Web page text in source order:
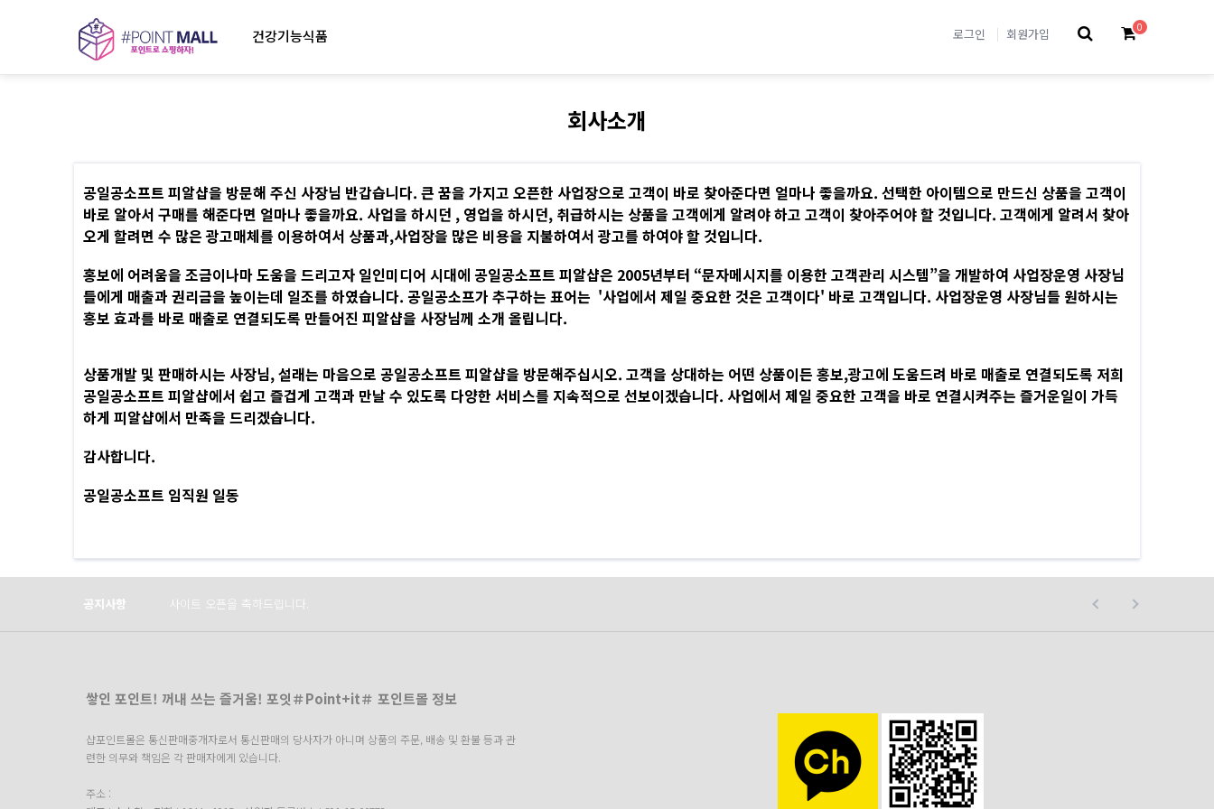
로그인 회원가입
건강기능식품 0
회사소개
공일공소프트 피알샵을 방문해 주신 사장님 반갑습니다. 큰 꿈을 가지고 오픈한 사업장으로 고객이 바로 찾아준다면 얼마나 좋을까요. 선택한 아이템으로 만드신 상품을 고객이
바로 알아서 구매를 해준다면 얼마나 좋을까요. 사업을 하시던 , 영업을 하시던, 취급하시는 상품을 고객에게 알려야 하고 고객이 찾아주어야 할 것입니다. 고객에게 알려서 찾아
오게 할려면 수 많은 광고매체를 이용하여서 상품과,사업장을 많은 비용을 지불하여서 광고를 하여야 할 것입니다.
홍보에 어려움을 조금이나마 도움을 드리고자 일인미디어 시대에 공일공소프트 피알샵은 2005년부터 “문자메시지를 이용한 고객관리 시스템”을 개발하여 사업장운영 사장님
들에게 매출과 권리금을 높이는데 일조를 하였습니다. 공일공소프가 추구하는 표어는 '사업에서 제일 중요한 것은 고객이다' 바로 고객입니다. 사업장운영 사장님들 원하시는
홍보 효과를 바로 매출로 연결되도록 만들어진 피알샵을 사장님께 소개 올립니다.
상품개발 및 판매하시는 사장님, 설래는 마음으로 공일공소프트 피알샵을 방문해주십시오. 고객을 상대하는 어떤 상품이든 홍보,광고에 도움드려 바로 매출로 연결되도록 저희
공일공소프트 피알샵에서 쉽고 즐겁게 고객과 만날 수 있도록 다양한 서비스를 지속적으로 선보이겠습니다. 사업에서 제일 중요한 고객을 바로 연결시켜주는 즐거운일이 가득
하게 피알샵에서 만족을 드리겠습니다.
감사합니다.
공일공소프트 임직원 일동
공지사항 사이트 오픈을 축하드립니다.
쌓인 포인트! 꺼내 쓰는 즐거움! 포잇＃Point+it＃ 포인트몰 정보
샵포인트몰은 통신판매중개자로서 통신판매의 당사자가 아니며 상품의 주문, 배송 및 환불 등과 관
련한 의무와 책임은 각 판매자에게 있습니다.
주소 :